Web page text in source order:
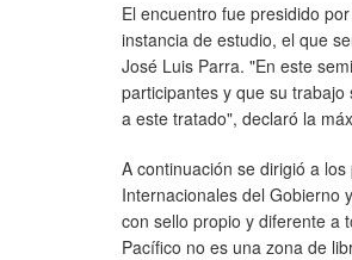
El encuentro fue presidido
instancia de estudio, el que
José Luis Parra. "En este
participantes y que su
a este tratado", declaró la
A continuación se dirigió a
Internacionales del Gobierno
con sello propio y diferente a
Pacífico no es una zona de